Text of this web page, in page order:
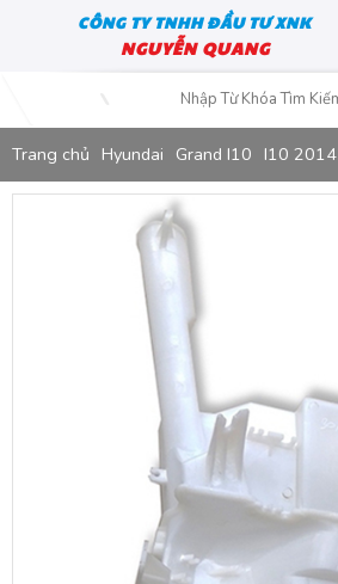
CÔNG TY TNHH ĐẦU TƯ XNK
NGUYỄN QUANG
Trang chủ Hyundai Grand I10 I10 2014
Bình Nước Xịt Kính Hyundai I10 Grand 2014